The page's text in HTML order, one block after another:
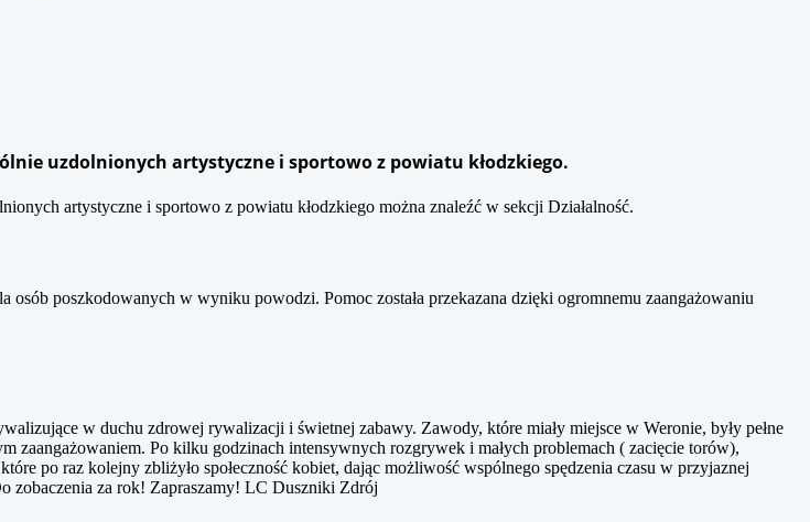
uzdolnionych artystyczne i sportowo z powiatu kłodzkiego.
artystyczne i sportowo z powiatu kłodzkiego można znaleźć w sekcji Działalność.
poszkodowanych w wyniku powodzi. Pomoc została przekazana dzięki ogromnemu zaangażowaniu
w duchu zdrowej rywalizacji i świetnej zabawy. Zawody, które miały miejsce w Weronie, były pełne
zaangażowaniem. Po kilku godzinach intensywnych rozgrywek i małych problemach ( zacięcie torów),
po raz kolejny zbliżyło społeczność kobiet, dając możliwość wspólnego spędzenia czasu w przyjaznej
zobaczenia za rok! Zapraszamy! LC Duszniki Zdrój